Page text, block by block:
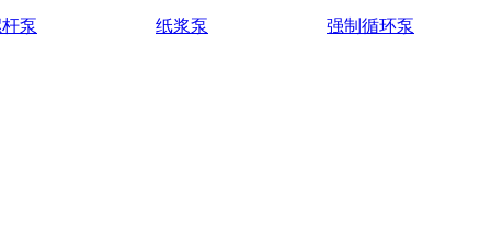
泵 纸浆泵
强制循环泵